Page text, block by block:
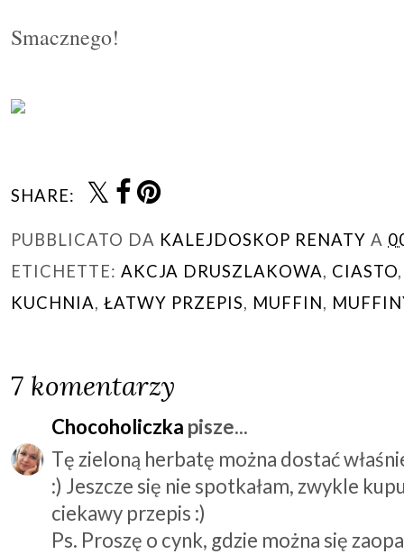
Smacznego!
SHARE:
PUBBLICATO DA KALEJDOSKOP RENATY A
ETICHETTE: AKCJA DRUSZLAKOWA, CIASTO
KUCHNIA, ŁATWY PRZEPIS, MUFFIN,
7 komentarzy
Chocoholiczka pisze...
Tę zieloną herbatę można dostać
:) Jeszcze się nie spotkałam, zwykle
ciekawy przepis :)
Ps. Proszę o cynk, gdzie można się